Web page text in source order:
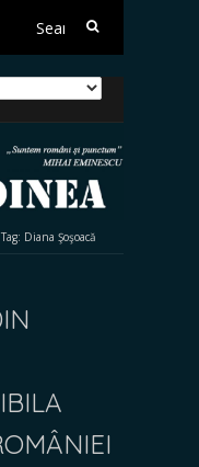
Search
Tag: Diana Şoşoacă